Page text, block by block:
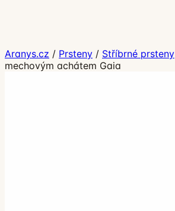
Aranys.cz / Prsteny / Stříbrné prsteny
mechovým achátem Gaia